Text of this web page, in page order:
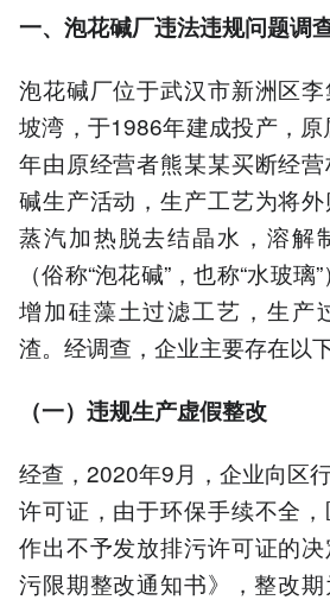
一、泡花碱厂违法违规问题调
泡花碱厂位于武汉市新洲区
坡湾，于1986年建成投产，
年由原经营者熊某某买断经
碱生产活动，生产工艺为将
蒸汽加热脱去结晶水，溶解
（俗称“泡花碱”，也称“水玻
增加硅藻土过滤工艺，生产
渣。经调查，企业主要存在以
（一）违规生产虚假整改
经查，2020年9月，企业向区
许可证，由于环保手续不全
作出不予发放排污许可证的
污限期整改通知书》，整改